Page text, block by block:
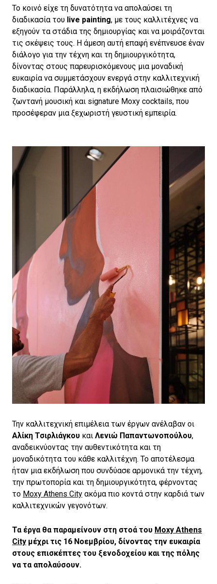
Το κοινό είχε τη δυνατότητα να απολαύσει τη
διαδικασία του live painting, με τους καλλιτέχνες να
εξηγούν τα στάδια της δημιουργίας και να μοιράζονται
τις σκέψεις τους. Η άμεση αυτή επαφή ενέπνευσε έναν
διάλογο για την τέχνη και τη δημιουργικότητα,
δίνοντας στους παρευρισκόμενους μια μοναδική
ευκαιρία να συμμετάσχουν ενεργά στην καλλιτεχνική
διαδικασία. Παράλληλα, η εκδήλωση πλαισιώθηκε από
ζωντανή μουσική και signature Moxy cocktails, που
προσέφεραν μια ξεχωριστή γευστική εμπειρία.
Την καλλιτεχνική επιμέλεια των έργων ανέλαβαν οι
Αλίκη Τσιρλιάγκου και Λενιώ Παπαντωνοπούλου,
αναδεικνύοντας την αυθεντικότητα και τη
μοναδικότητα του κάθε καλλιτέχνη. Το αποτέλεσμα
ήταν μια εκδήλωση που συνδύασε αρμονικά την τέχνη,
την πρωτοπορία και τη δημιουργικότητα, φέρνοντας
το Moxy Athens City ακόμα πιο κοντά στην καρδιά των
καλλιτεχνικών γεγονότων.
Τα έργα θα παραμείνουν στη στοά του Moxy Athens
City μέχρι τις 16 Νοεμβρίου, δίνοντας την ευκαιρία
στους επισκέπτες του ξενοδοχείου και της πόλης
να τα απολαύσουν.